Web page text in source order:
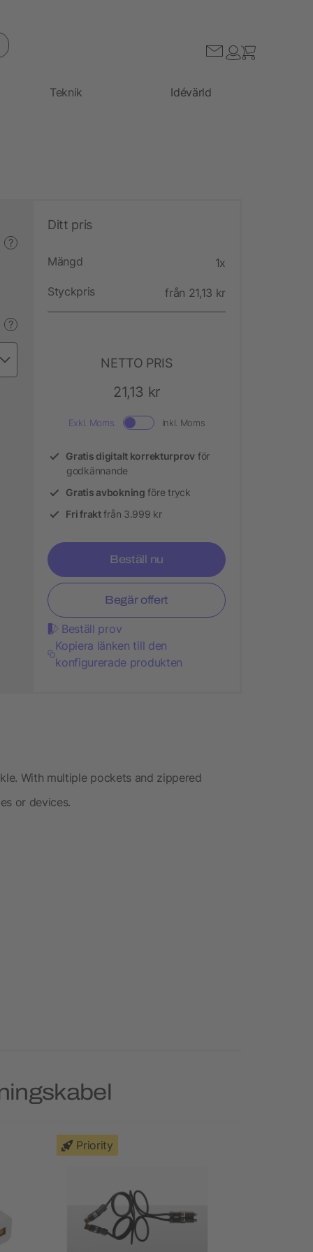
Teknik Idévärld
?
?
Ditt pris
Mängd 1x
Styckpris från 21,13 kr
NETTO PRIS
21,13 kr
Exkl. Moms. Inkl. Moms
Gratis digitalt korrekturprov för
godkännande
Gratis avbokning före tryck
Fri fraktfrån 3.999 kr
Beställ nu
Begär offert
Beställ prov
Kopiera länken till den
konfigurerade produkten
With multiple pockets and zippered
or devices.
Priority